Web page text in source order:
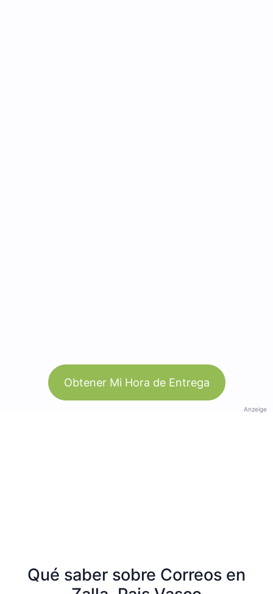
Obtener Mi Hora de Entrega
Anzeige
Qué saber sobre Correos en